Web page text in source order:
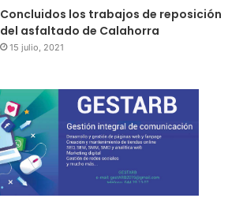
Concluidos los trabajos de reposición
del asfaltado de Calahorra
15 julio, 2021